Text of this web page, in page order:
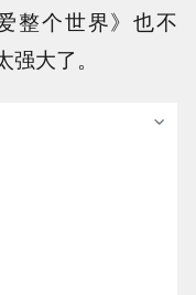
整个世界》也不
大了。